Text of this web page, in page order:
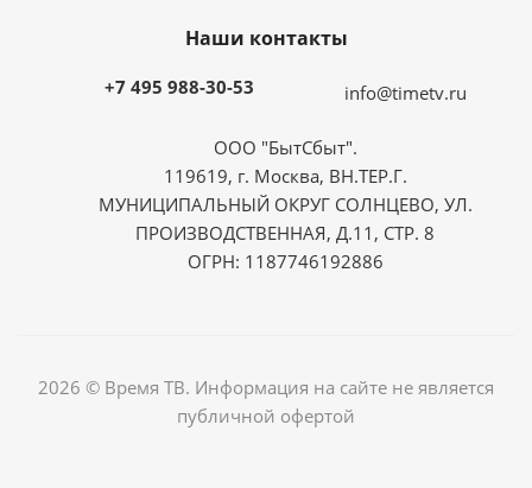
Наши контакты
+7 495 988-30-53 info@timetv.ru
ООО "БытСбыт".
119619, г. Москва, ВН.ТЕР.Г.
МУНИЦИПАЛЬНЫЙ ОКРУГ СОЛНЦЕВО, УЛ.
ПРОИЗВОДСТВЕННАЯ, Д.11, СТР. 8
ОГРН: 1187746192886
2026 © Время ТВ. Информация на сайте не является
публичной офертой